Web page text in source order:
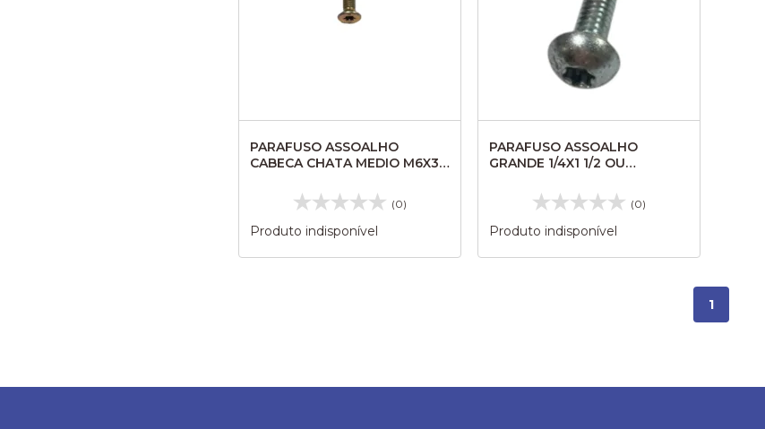
PARAFUSO ASSOALHO
CABECA CHATA MEDIO M6X30
(0)
Produto indisponível
PARAFUSO ASSOALHO
GRANDE 1/4X1 1/2 OU
(0)
Produto indisponível
1